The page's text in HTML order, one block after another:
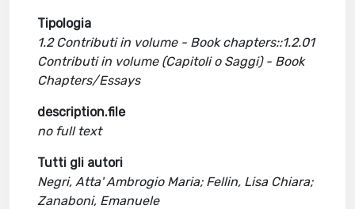
Tipologia
1.2 Contributi in volume - Book chapters::1.2.01
Contributi in volume (Capitoli o Saggi) - Book
Chapters/Essays
description.file
no full text
Tutti gli autori
Negri, Atta' Ambrogio Maria; Fellin, Lisa Chiara;
Zanaboni, Emanuele